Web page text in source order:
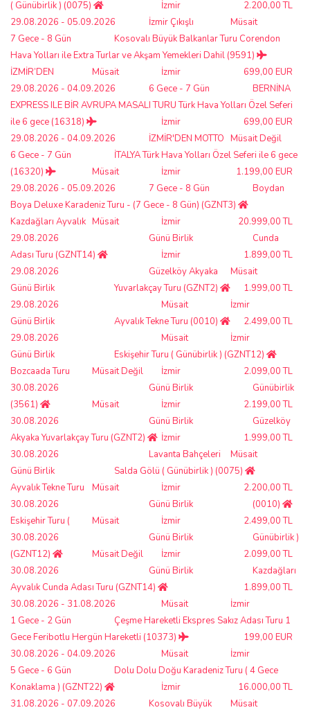
( Günübirlik ) (0075)
2.200,00 TL
İzmir
Müsait
29.08.2026 - 05.09.2026
7 Gece - 8 Gün
İzmir Çıkışlı
Kosovalı Büyük Balkanlar Turu Corendon
Hava Yolları ile Extra Turlar ve Akşam Yemekleri Dahil (9591)
699,00 EUR
İzmir
Müsait
29.08.2026 - 04.09.2026
6 Gece - 7 Gün
İZMİR’DEN
BERNİNA
EXPRESS ILE BİR AVRUPA MASALI TURU Türk Hava Yolları Özel Seferi
ile 6 gece (16318)
699,00 EUR
İzmir
Müsait Değil
29.08.2026 - 04.09.2026
6 Gece - 7 Gün
İZMİR'DEN MOTTO
İTALYA Türk Hava Yolları Özel Seferi ile 6 gece
(16320)
1.199,00 EUR
İzmir
Müsait
29.08.2026 - 05.09.2026
7 Gece - 8 Gün
Boydan
Boya Deluxe Karadeniz Turu - (7 Gece - 8 Gün) (GZNT3)
20.999,00 TL
İzmir
Müsait
29.08.2026
Günü Birlik
Kazdağları Ayvalık
Cunda
Adası Turu (GZNT14)
1.899,00 TL
İzmir
Müsait
29.08.2026
Günü Birlik
Güzelköy Akyaka
Yuvarlakçay Turu (GZNT2)
1.999,00 TL
İzmir
Müsait
29.08.2026
Günü Birlik
Ayvalık Tekne Turu (0010)
2.499,00 TL
İzmir
Müsait
29.08.2026
Günü Birlik
Eskişehir Turu ( Günübirlik ) (GZNT12)
2.099,00 TL
İzmir
Müsait Değil
30.08.2026
Günü Birlik
Bozcaada Turu
Günübirlik
(3561)
2.199,00 TL
İzmir
Müsait
30.08.2026
Günü Birlik
Güzelköy
Akyaka Yuvarlakçay Turu (GZNT2)
1.999,00 TL
İzmir
Müsait
30.08.2026
Günü Birlik
Lavanta Bahçeleri
Salda Gölü ( Günübirlik ) (0075)
2.200,00 TL
İzmir
Müsait
30.08.2026
Günü Birlik
Ayvalık Tekne Turu
(0010)
2.499,00 TL
İzmir
Müsait
30.08.2026
Günü Birlik
Eskişehir Turu (
Günübirlik )
(GZNT12)
2.099,00 TL
İzmir
Müsait Değil
30.08.2026
Günü Birlik
Kazdağları
Ayvalık Cunda Adası Turu (GZNT14)
1.899,00 TL
İzmir
Müsait
30.08.2026 - 31.08.2026
1 Gece - 2 Gün
Çeşme Hareketli Ekspres Sakız Adası Turu 1
Gece Feribotlu Hergün Hareketli (10373)
199,00 EUR
İzmir
Müsait
30.08.2026 - 04.09.2026
5 Gece - 6 Gün
Dolu Dolu Doğu Karadeniz Turu ( 4 Gece
Konaklama ) (GZNT22)
16.000,00 TL
İzmir
Müsait
31.08.2026 - 07.09.2026
Kosovalı Büyük